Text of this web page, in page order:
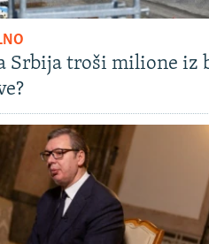
Srbija troši milione iz